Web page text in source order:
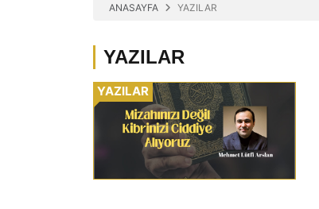
ANASAYFA YAZILAR
YAZILAR
YAZILAR